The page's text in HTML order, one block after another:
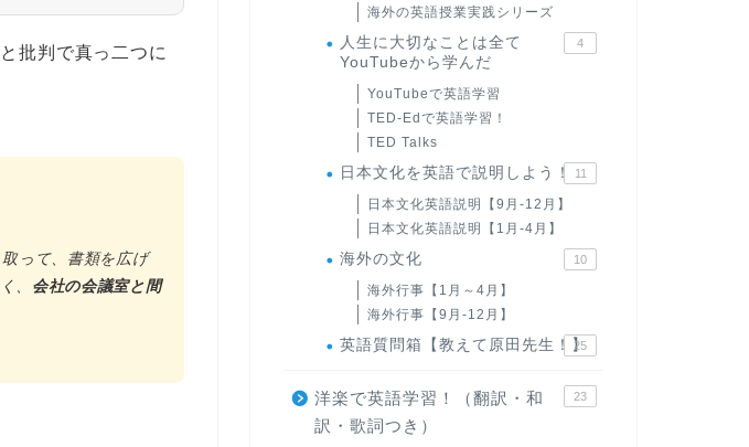
批判で真っ二つに
って、書類を広げ
、 会社の会議室と間
海外の英語授業実践シリーズ
人生に大切なことは全て
YouTubeから学んだ
4
YouTubeで英語学習
TED-Edで英語学習！
TED Talks
日本文化を英語で説明しよう！ 11
日本文化英語説明【9月-12月】
日本文化英語説明【1月-4月】
海外の文化 10
海外行事【1月～4月】
海外行事【9月-12月】
英語質問箱【教えて原田先生！】
25
洋楽で英語学習！（翻訳・和
訳・歌詞つき）
23